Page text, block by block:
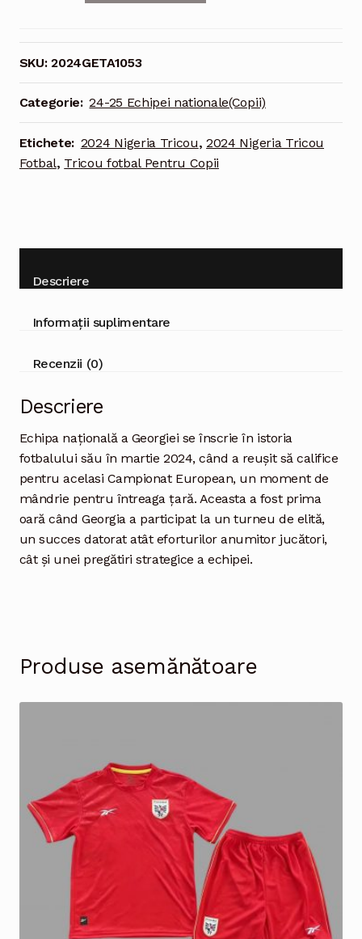
SKU:2024GETA1053
Categorie: 24-25 Echipei nationale(Copii)
Etichete: 2024 Nigeria Tricou,2024 Nigeria Tricou
Fotbal, Tricou fotbal Pentru Copii
Descriere
Informații suplimentare
Recenzii (0)
Descriere
Echipa națională a Georgiei se înscrie în istoria
fotbalului său în martie 2024, când a reușit să califice
pentru acelasi Campionat European, un moment de
mândrie pentru întreaga țară. Aceasta a fost prima
oară când Georgia a participat la un turneu de elită,
un succes datorat atât eforturilor anumitor jucători,
cât și unei pregătiri strategice a echipei.
Produse asemănătoare